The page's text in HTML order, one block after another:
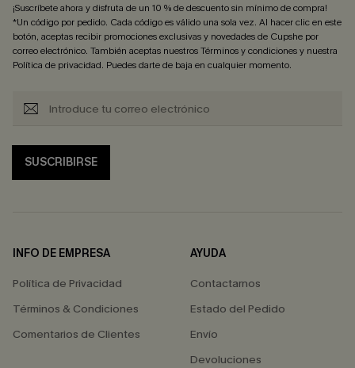
¡Suscríbete ahora y disfruta de un 10 % de descuento sin mínimo de compra!
*Un código por pedido. Cada código es válido una sola vez. Al hacer clic en este
botón, aceptas recibir promociones exclusivas y novedades de Cupshe por
correo electrónico. También aceptas nuestrosTérminos y condicionesy nuestra
Política de privacidad. Puedes darte de baja en cualquier momento.
SUSCRIBIRSE
INFO DE EMPRESA
Política de Privacidad
Términos & Condiciones
Comentarios de Clientes
AYUDA
Contactarnos
Estado del Pedido
Envío
Devoluciones